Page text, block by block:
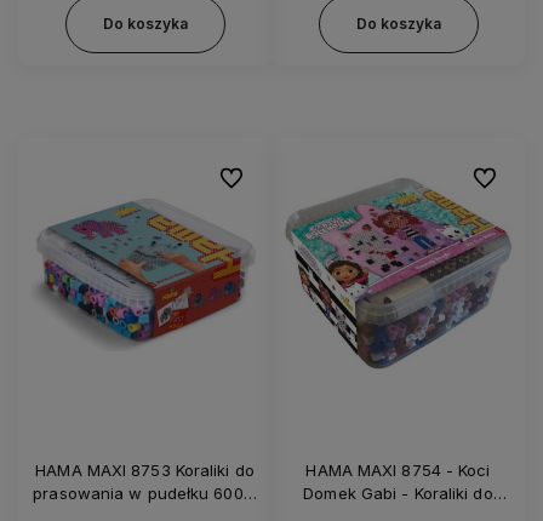
Do koszyka Do koszyka
HAMA MAXI 8753 Koraliki do
prasowania w pudełku 600 –
Do ulubionych
HAMA MAXI 8754 - Koci
Domek Gabi - Koraliki do
Do